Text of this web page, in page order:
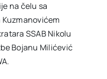
na čelu sa
SSAB Nikolu
Bojanu Milićević